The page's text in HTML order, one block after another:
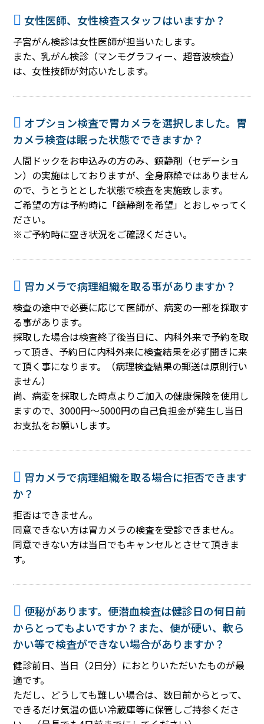
女性医師、女性検査スタッフはいますか？
子宮がん検診は女性医師が担当いたします。
また、乳がん検診（マンモグラフィー、超音波検査）
は、女性技師が対応いたします。
オプション検査で胃カメラを選択しました。胃
カメラ検査は眠った状態でできますか？
人間ドックをお申込みの方のみ、鎮静剤（セデーショ
ン）の実施はしておりますが、全身麻酔ではありません
ので、うとうととした状態で検査を実施致します。
ご希望の方は予約時に「鎮静剤を希望」とおしゃってく
ださい。
※ご予約時に空き状況をご確認ください。
胃カメラで病理組織を取る事がありますか？
検査の途中で必要に応じて医師が、病変の一部を採取す
る事があります。
採取した場合は検査終了後当日に、内科外来で予約を取
って頂き、予約日に内科外来に検査結果を必ず聞きに来
て頂く事になります。（病理検査結果の郵送は原則行い
ません）
尚、病変を採取した時点よりご加入の健康保険を使用し
ますので、3000円～5000円の自己負担金が発生し当日
お支払をお願いします。
胃カメラで病理組織を取る場合に拒否できます
か？
拒否はできません。
同意できない方は胃カメラの検査を受診できません。
同意できない方は当日でもキャンセルとさせて頂きま
す。
便秘があります。便潜血検査は健診日の何日前
からとってもよいですか？また、便が硬い、軟ら
かい等で検査ができない場合がありますか？
健診前日、当日（2日分）におとりいただいたものが最
適です。
ただし、どうしても難しい場合は、数日前からとって、
できるだけ気温の低い冷蔵庫等に保管しご持参くださ